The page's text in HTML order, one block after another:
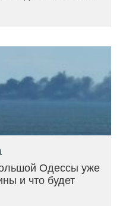
Одессы уже
и что будет